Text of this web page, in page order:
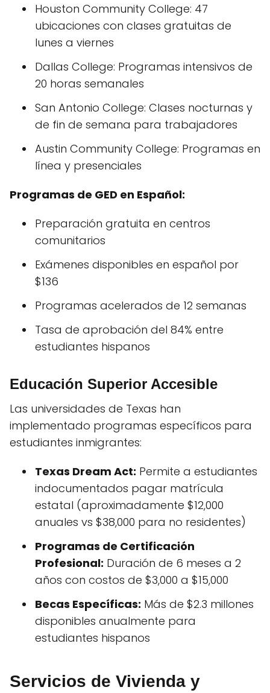
Houston Community College: 47
ubicaciones con clases gratuitas de
lunes a viernes
Dallas College: Programas intensivos de
20 horas semanales
San Antonio College: Clases nocturnas y
de fin de semana para trabajadores
Austin Community College: Programas en
línea y presenciales
Programas de GED en Español:
Preparación gratuita en centros
comunitarios
Exámenes disponibles en español por
$136
Programas acelerados de 12 semanas
Tasa de aprobación del 84% entre
estudiantes hispanos
Educación Superior Accesible
Las universidades de Texas han
implementado programas específicos para
estudiantes inmigrantes:
Texas Dream Act: Permite a estudiantes
indocumentados pagar matrícula
estatal (aproximadamente $12,000
anuales vs $38,000 para no residentes)
Programas de Certificación
Profesional: Duración de 6 meses a 2
años con costos de $3,000 a $15,000
Becas Específicas: Más de $2.3 millones
disponibles anualmente para
estudiantes hispanos
Servicios de Vivienda y